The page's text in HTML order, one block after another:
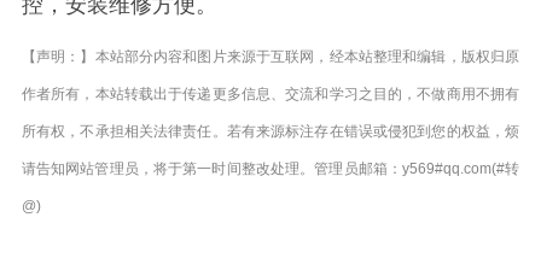
控，安装维修方便。
【声明：】本站部分内容和图片来源于互联网，经本站整理和编辑，版权归原
作者所有，本站转载出于传递更多信息、交流和学习之目的，不做商用不拥有
所有权，不承担相关法律责任。若有来源标注存在错误或侵犯到您的权益，烦
请告知网站管理员，将于第一时间整改处理。管理员邮箱：y569#qq.com(#转
@)